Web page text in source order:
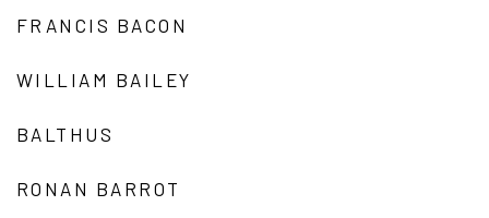
FRANCIS BACON
WILLIAM BAILEY
BALTHUS
RONAN BARROT